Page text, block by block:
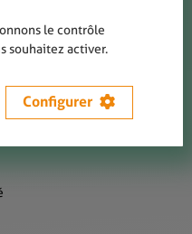
le contrôle
souhaitez activer.
Configurer